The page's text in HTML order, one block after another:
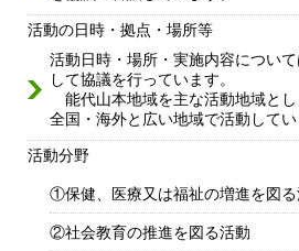
活動の日時・拠点・場所等
活動日時・場所・実施内容につい
して協議を行っています。
能代山本地域を主な活動地域とし
全国・海外と広い地域で活動してい
活動分野
①保健、医療又は福祉の増進を図る
②社会教育の推進を図る活動